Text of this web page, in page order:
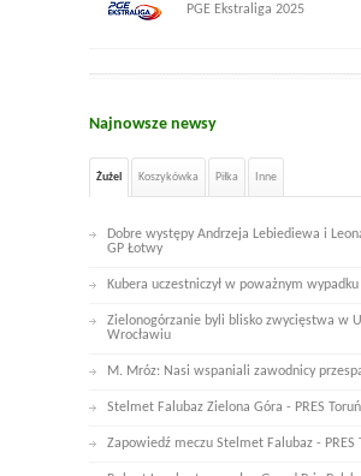
PGE Ekstraliga 2025
Najnowsze newsy
Żużel Koszykówka Piłka Inne
Dobre występy Andrzeja Lebiediewa i
GP Łotwy
Kubera uczestniczył w poważnym
Zielonogórzanie byli blisko zwycięstwa w
Wrocławiu
M. Mróz: Nasi wspaniali zawodnicy
Stelmet Falubaz Zielona Góra - PRES
Zapowiedź meczu Stelmet Falubaz - PRES